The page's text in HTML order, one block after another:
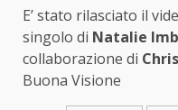
E’ stato rilasciato il
singolo di Natalie
collaborazione di
Buona Visione